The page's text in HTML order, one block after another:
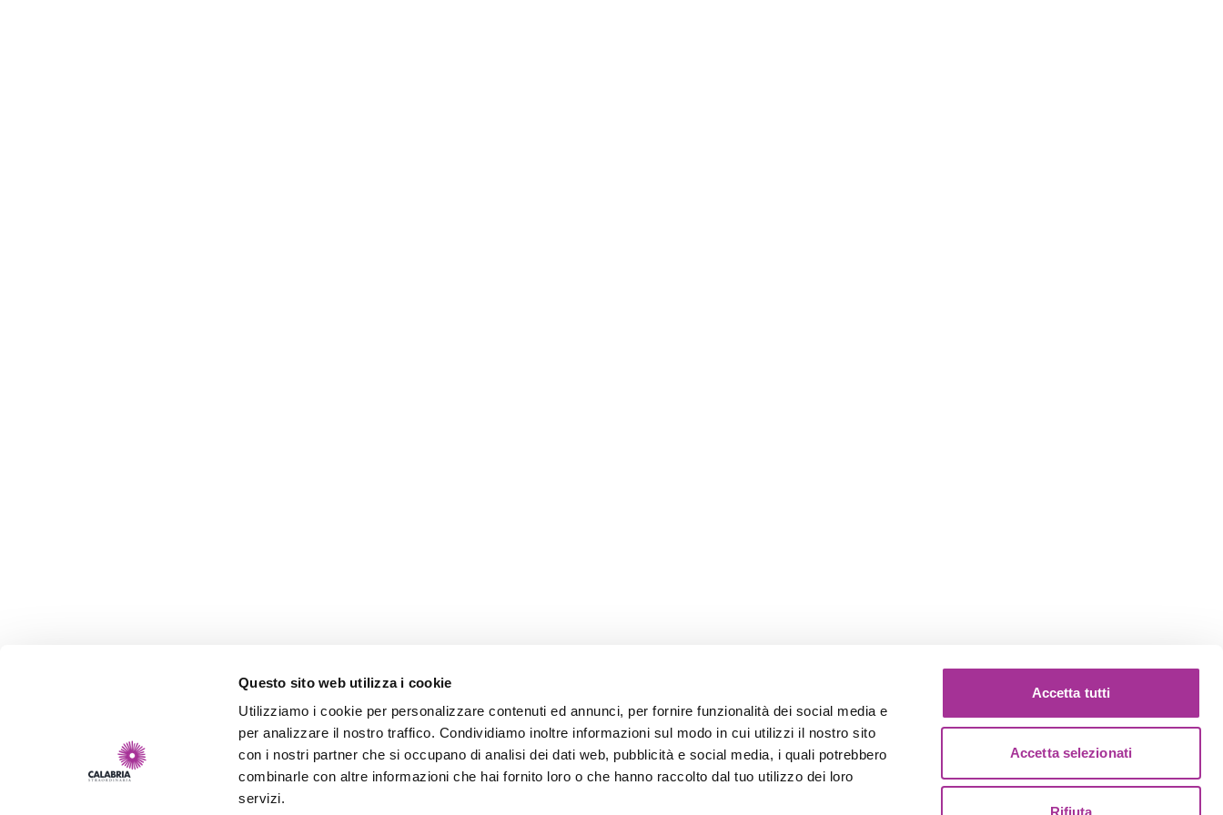
Questo sito web utilizza i cookie
Utilizziamo i cookie per personalizzare contenuti ed annunci, per fornire funzionalità dei social media e
per analizzare il nostro traffico. Condividiamo inoltre informazioni sul modo in cui utilizzi il nostro sito
con i nostri partner che si occupano di analisi dei dati web, pubblicità e social media, i quali potrebbero
combinarle con altre informazioni che hai fornito loro o che hanno raccolto dal tuo utilizzo dei loro
servizi.
Accetta tutti
Accetta selezionati
Rifiuta